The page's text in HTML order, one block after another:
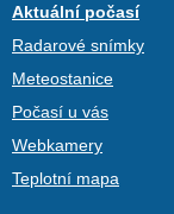
Aktuální počasí
Radarové snímky
Meteostanice
Počasí u vás
Webkamery
Teplotní mapa